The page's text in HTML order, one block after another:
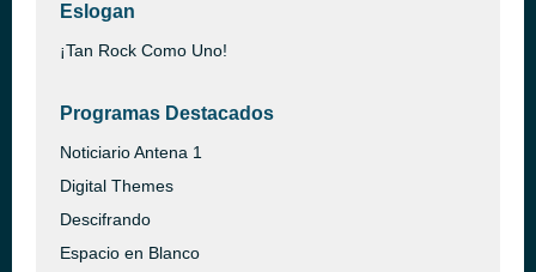
Eslogan
¡Tan Rock Como Uno!
Programas Destacados
Noticiario Antena 1
Digital Themes
Descifrando
Espacio en Blanco